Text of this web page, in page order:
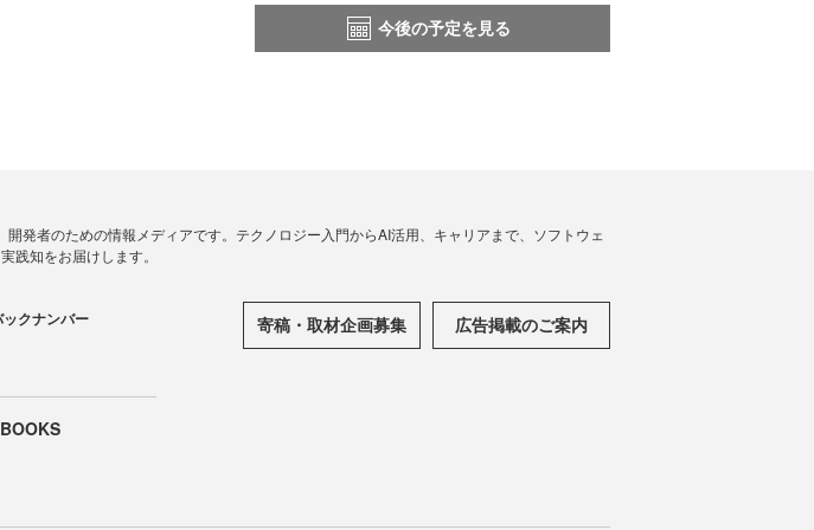
今後の予定を見る
発者のための情報メディアです。テクノロジー入門からAI活用、キャリアまで、ソフトウェ
践知をお届けします。
クナンバー 寄稿・取材企画募集 広告掲載のご案内
BOOKS